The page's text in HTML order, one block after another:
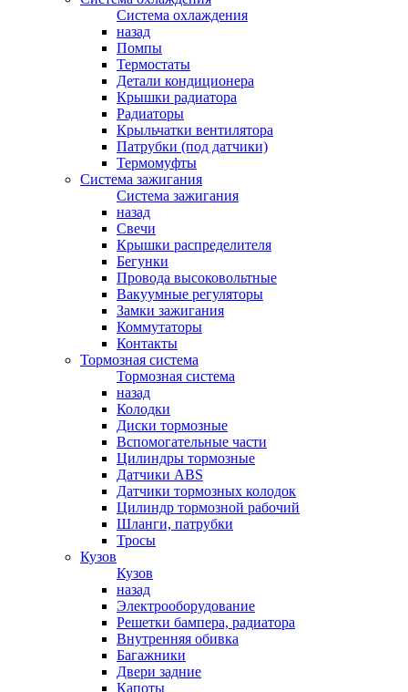
Система охлаждения
назад
Помпы
Термостаты
Детали кондиционера
Крышки радиатора
Радиаторы
Крыльчатки вентилятора
Патрубки (под датчики)
Термомуфты
Система зажигания
Система зажигания
назад
Свечи
Крышки распределителя
Бегунки
Провода высоковольтные
Вакуумные регуляторы
Замки зажигания
Коммутаторы
Контакты
Тормозная система
Тормозная система
назад
Колодки
Диски тормозные
Вспомогательные части
Цилиндры тормозные
Датчики ABS
Датчики тормозных колодок
Цилиндр тормозной рабочий
Шланги, патрубки
Тросы
Кузов
Кузов
назад
Электрооборудование
Решетки бампера, радиатора
Внутренняя обивка
Багажники
Двери задние
Капоты